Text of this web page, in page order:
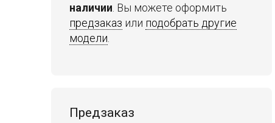
наличии . Вы можете оформить
предзаказ или подобрать другие
модели
Предзаказ